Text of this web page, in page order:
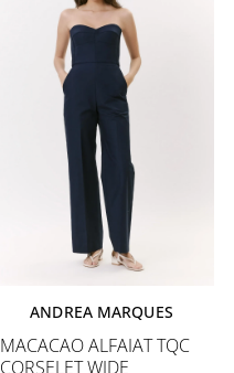
ANDREA MARQUES
MACACAO ALFAIAT TQC
CORSELET WIDE